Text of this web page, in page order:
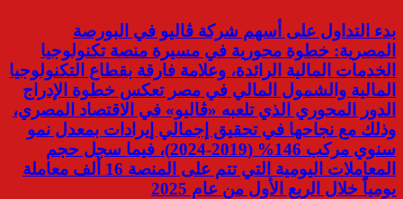
بدء التداول على أسهم شركة ڤاليو في البورصة
المصرية: خطوة محورية في مسيرة منصة تكنولوجيا
الخدمات المالية الرائدة، وعلامة فارقة بقطاع التكنولوجيا
المالية والشمول المالي في مصر تعكس خطوة الإدراج
الدور المحوري الذي تلعبه «ڤاليو» في الاقتصاد المصري،
وذلك مع نجاحها في تحقيق إجمالي إيرادات بمعدل نمو
سنوي مركب 146% (2019-2024)، فيما سجل حجم
المعاملات اليومية التي تتم على المنصة 16 ألف معاملة
يومياً خلال الربع الأول من عام 2025